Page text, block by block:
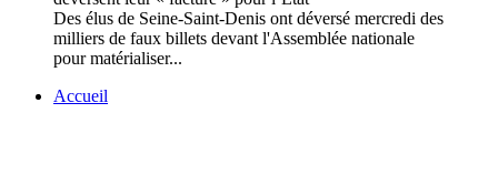
Des élus de Seine-Saint-Denis ont déversé mercredi des
milliers de faux billets devant l'Assemblée nationale
pour matérialiser...
Accueil